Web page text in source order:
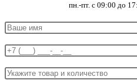
пн.-пт. с 09:00 до